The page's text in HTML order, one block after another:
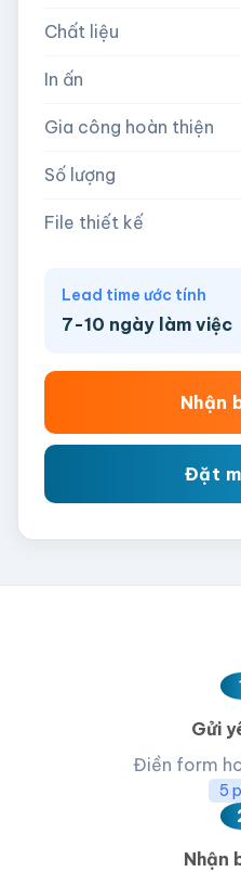
Hoặc nhập số lượng:
−
AI, PDF, EPS, PSD,
Chất liệu
In ấn
Gia công hoàn thiện
Số lượng
File thiết kế
Lead time ước tính
7-10 ngày làm việc
Nhận
Đặt
Gửi
Điền form
5
Nhận